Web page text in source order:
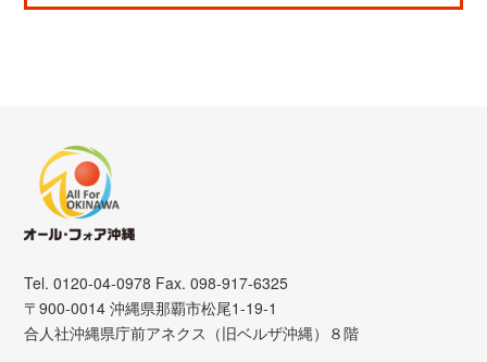
Tel. 0120-04-0978 Fax. 098-917-6325
〒900-0014 沖縄県那覇市松尾1-19-1
合人社沖縄県庁前アネクス（旧ベルザ沖縄）８階